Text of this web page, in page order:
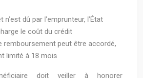
n’est dû par l’emprunteur, l’État
le coût du crédit
remboursement peut être accordé,
limité à 18 mois
doit veiller à honorer